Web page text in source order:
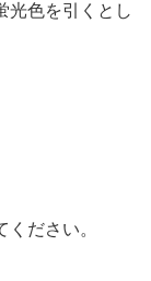
光色を引くとし
ください。